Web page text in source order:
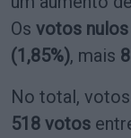
Os votos nulos
(1,85%), mais
No total,
518 votos